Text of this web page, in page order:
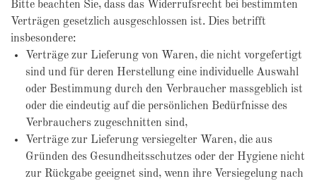
Bitte beachten Sie, dass das Widerrufsrecht bei bestimmten
Verträgen gesetzlich ausgeschlossen ist. Dies betrifft
insbesondere:
Verträge zur Lieferung von Waren, die nicht vorgefertigt
sind und für deren Herstellung eine individuelle Auswahl
oder Bestimmung durch den Verbraucher massgeblich ist
oder die eindeutig auf die persönlichen Bedürfnisse des
Verbrauchers zugeschnitten sind,
Verträge zur Lieferung versiegelter Waren, die aus
Gründen des Gesundheitsschutzes oder der Hygiene nicht
zur Rückgabe geeignet sind, wenn ihre Versiegelung nach